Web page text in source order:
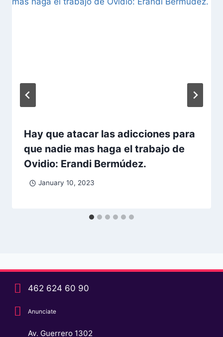
Hay que atacar las adicciones para
que nadie mas haga el trabajo de
Ovidio: Erandi Bermúdez.
January 10, 2023
462 624 60 90
Anunciate
Av. Guerrero 1302